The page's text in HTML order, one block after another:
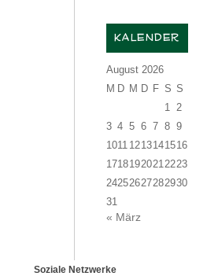
KALENDER
August 2026
M D M D F S S
1
2
3 4 5 6 7 8 9
1011 1213141516
1718192021 2223
24252627282930
31
« März
Soziale Netzwerke